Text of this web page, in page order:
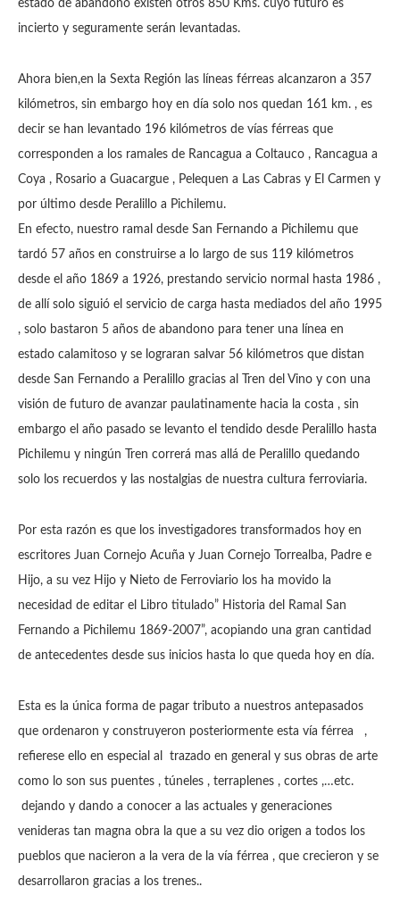
estado de abandono existen otros 850 Kms. cuyo futuro es
incierto y seguramente serán levantadas.
Ahora bien,en la Sexta Región las líneas férreas alcanzaron a 357
kilómetros, sin embargo hoy en día solo nos quedan 161 km. , es
decir se han levantado 196 kilómetros de vías férreas que
corresponden a los ramales de Rancagua a Coltauco , Rancagua a
Coya , Rosario a Guacargue , Pelequen a Las Cabras y El Carmen y
por último desde Peralillo a Pichilemu.
En efecto, nuestro ramal desde San Fernando a Pichilemu que
tardó 57 años en construirse a lo largo de sus 119 kilómetros
desde el año 1869 a 1926, prestando servicio normal hasta 1986 ,
de allí solo siguió el servicio de carga hasta mediados del año 1995
, solo bastaron 5 años de abandono para tener una línea en
estado calamitoso y se lograran salvar 56 kilómetros que distan
desde San Fernando a Peralillo gracias al Tren del Vino y con una
visión de futuro de avanzar paulatinamente hacia la costa , sin
embargo el año pasado se levanto el tendido desde Peralillo hasta
Pichilemu y ningún Tren correrá mas allá de Peralillo quedando
solo los recuerdos y las nostalgias de nuestra cultura ferroviaria.
Por esta razón es que los investigadores transformados hoy en
escritores Juan Cornejo Acuña y Juan Cornejo Torrealba, Padre e
Hijo, a su vez Hijo y Nieto de Ferroviario los ha movido la
necesidad de editar el Libro titulado” Historia del Ramal San
Fernando a Pichilemu 1869-2007”, acopiando una gran cantidad
de antecedentes desde sus inicios hasta lo que queda hoy en día.
Esta es la única forma de pagar tributo a nuestros antepasados
que ordenaron y construyeron posteriormente esta vía férrea ,
refierese ello en especial al trazado en general y sus obras de arte
como lo son sus puentes , túneles , terraplenes , cortes ,…etc.
dejando y dando a conocer a las actuales y generaciones
venideras tan magna obra la que a su vez dio origen a todos los
pueblos que nacieron a la vera de la vía férrea , que crecieron y se
desarrollaron gracias a los trenes..